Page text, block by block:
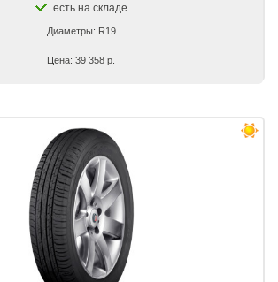
есть на складе
Диаметры: R19
Цена: 39 358 р.